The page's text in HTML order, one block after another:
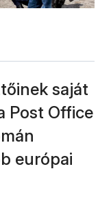
saját
Post Office
európai